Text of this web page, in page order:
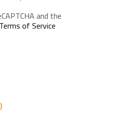
and the
Terms of Service